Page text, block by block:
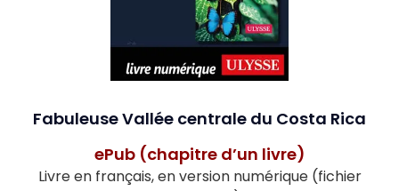
Fabuleuse Vallée centrale du Costa Rica
ePub (chapitre d’un livre)
Livre en français, en version numérique (fichier